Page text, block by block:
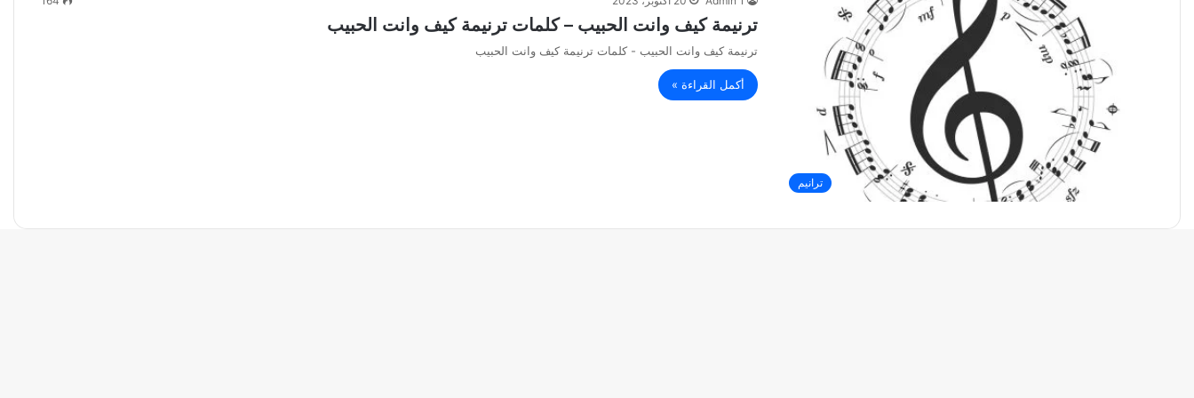
ترانيم
ترنيمة كيف وانت الحبيب – كلمات ترنيمة كيف وانت الحبيب
ترنيمة كيف وانت الحبيب - كلمات ترنيمة كيف وانت الحبيب
أكمل القراءة »